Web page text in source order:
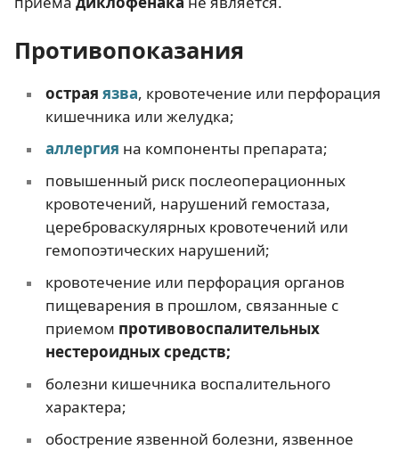
Противопоказания
острая язва, кровотечение или перфорация
кишечника или желудка;
аллергия на компоненты препарата;
повышенный риск послеоперационных
кровотечений, нарушений гемостаза,
цереброваскулярных кровотечений или
гемопоэтических нарушений;
кровотечение или перфорация органов
пищеварения в прошлом, связанные с
приемом противовоспалительных
нестероидных средств;
болезни кишечника воспалительного
характера;
обострение язвенной болезни, язвенное